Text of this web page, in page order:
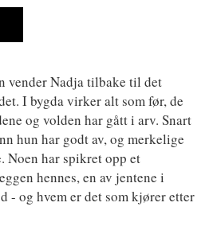
vender Nadja tilbake til det
I bygda virker alt som før, de
og volden har gått i arv. Snart
hun har godt av, og merkelige
Noen har spikret opp et
hennes, en av jentene i
- og hvem er det som kjører etter